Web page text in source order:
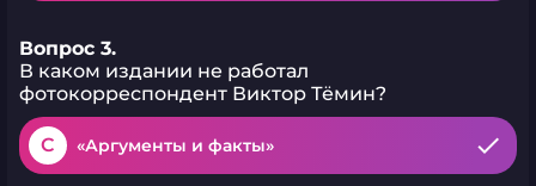
Вопрос 3.
В каком издании не работал
фотокорреспондент Виктор Тёмин?
C «Аргументы и факты»